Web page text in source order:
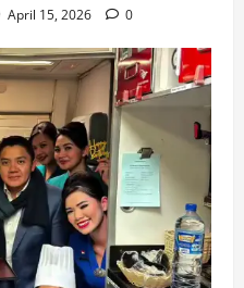
April 15, 2026 0